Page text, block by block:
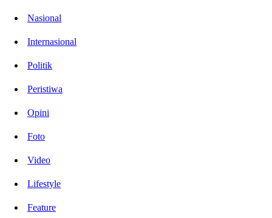
Nasional
Internasional
Politik
Peristiwa
Opini
Foto
Video
Lifestyle
Feature